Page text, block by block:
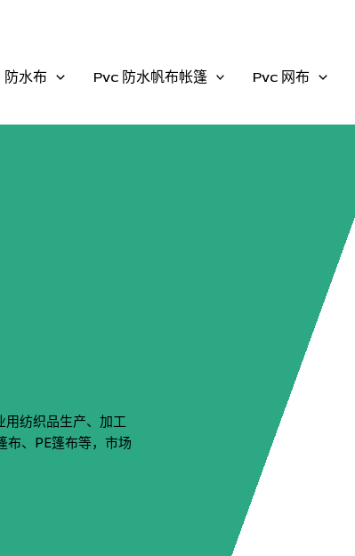
防水布 Pvc 防水帆布帐篷 Pvc 网布
用纺织品生产、加工
布、PE篷布等，市场